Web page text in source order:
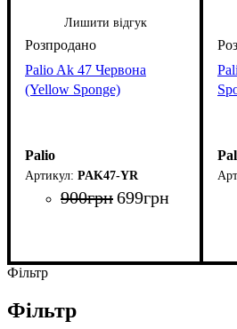
Лишити відгук
Palio Ak 47 Червона
(Yellow Sponge)
Palio
PAK47-YR
900грн699грн
Фільтр
Фільтр